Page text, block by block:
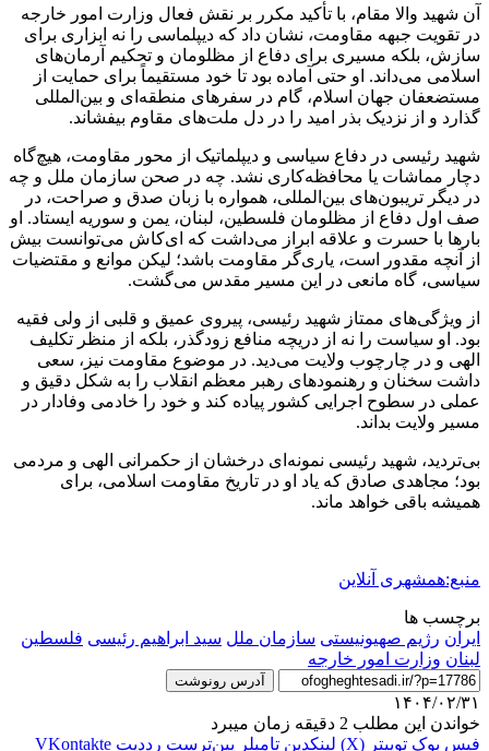
آن شهید والا مقام، با تأکید مکرر بر نقش فعال وزارت امور خارجه
در تقویت جبهه مقاومت، نشان داد که دیپلماسی را نه ابزاری برای
سازش، بلکه مسیری برای دفاع از مظلومان و تحکیم آرمان‌های
اسلامی می‌داند. او حتی آماده بود تا خود مستقیماً برای حمایت از
مستضعفان جهان اسلام، گام در سفرهای منطقه‌ای و بین‌المللی
گذارد و از نزدیک بذر امید را در دل ملت‌های مقاوم بیفشاند.
شهید رئیسی در دفاع سیاسی و دیپلماتیک از محور مقاومت، هیچ‌گاه
دچار مماشات یا محافظه‌کاری نشد. چه در صحن سازمان ملل و چه
در دیگر تریبون‌های بین‌المللی، همواره با زبان صدق و صراحت، در
صف اول دفاع از مظلومان فلسطین، لبنان، یمن و سوریه ایستاد. او
بارها با حسرت و علاقه ابراز می‌داشت که ای‌کاش می‌توانست بیش
از آنچه مقدور است، یاری‌گر مقاومت باشد؛ لیکن موانع و مقتضیات
سیاسی، گاه مانعی در این مسیر مقدس می‌گشت.
از ویژگی‌های ممتاز شهید رئیسی، پیروی عمیق و قلبی از ولی فقیه
بود. او سیاست را نه از دریچه منافع زودگذر، بلکه از منظر تکلیف
الهی و در چارچوب ولایت می‌دید. در موضوع مقاومت نیز، سعی
داشت سخنان و رهنمودهای رهبر معظم انقلاب را به شکل دقیق و
عملی در سطوح اجرایی کشور پیاده کند و خود را خادمی وفادار در
مسیر ولایت بداند.
بی‌تردید، شهید رئیسی نمونه‌ای درخشان از حکمرانی الهی و مردمی
بود؛ مجاهدی صادق که یاد او در تاریخ مقاومت اسلامی، برای
همیشه باقی خواهد ماند.
منبع:همشهری آنلاین
برچسب ها
ایران رژيم صهيونيستى سازمان ملل سید ابراهیم رئیسی فلسطین
لبنان وزارت امور خارجه
آدرس رونوشت
۱۴۰۴/۰۲/۳۱
خواندن این مطلب 2 دقیقه زمان میبرد
فیس بوک توییتر (X) لینکدین ‫تامبلر ‫پین‌ترست ‫رددیت ‫VKontakte